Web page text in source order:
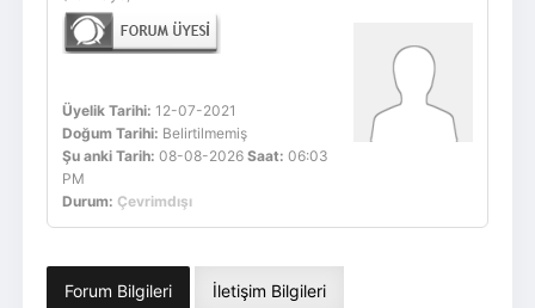
Üyelik Tarihi: 12-07-2021
Doğum Tarihi: Belirtilmemiş
Şu anki Tarih: 08-08-2026 Saat: 06:03
PM
Durum: Çevrimdışı
Forum Bilgileri İletişim Bilgileri